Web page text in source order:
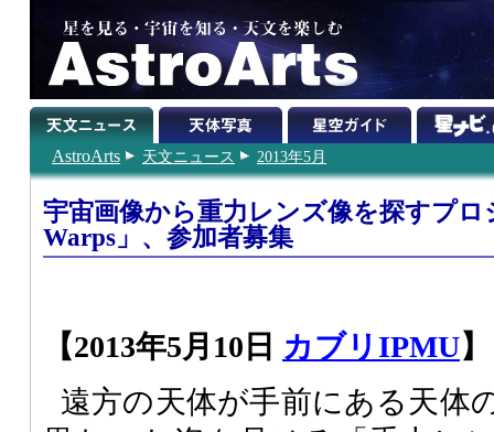
AstroArts 天文ニュース 2013年5月
宇宙画像から重力レンズ像を探すプロ
Warps」、参加者募集
【2013年5月10日 カブリIPMU】
遠方の天体が手前にある天体